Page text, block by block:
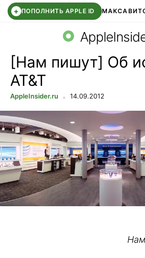
+ ПОПОЛНИТЬ APPLE ID МАКС
СБЕР КИДС ВТБ ОНЛАЙН ЧАТ
[Нам пишут] Об
AT&T
AppleInsider.ru 14.09.2012